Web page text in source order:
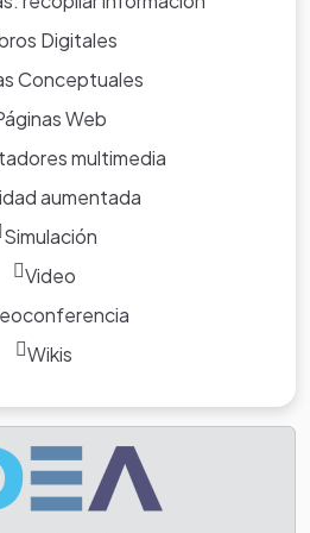
Digitales
Conceptuales
Web
multimedia
aumentada
Simulación
Video
Wikis
interactiva sobre los
geometricos solidos y planos
Para elaborar dicha
de las siguientes
sobre la explicación de como
geometricos y sus